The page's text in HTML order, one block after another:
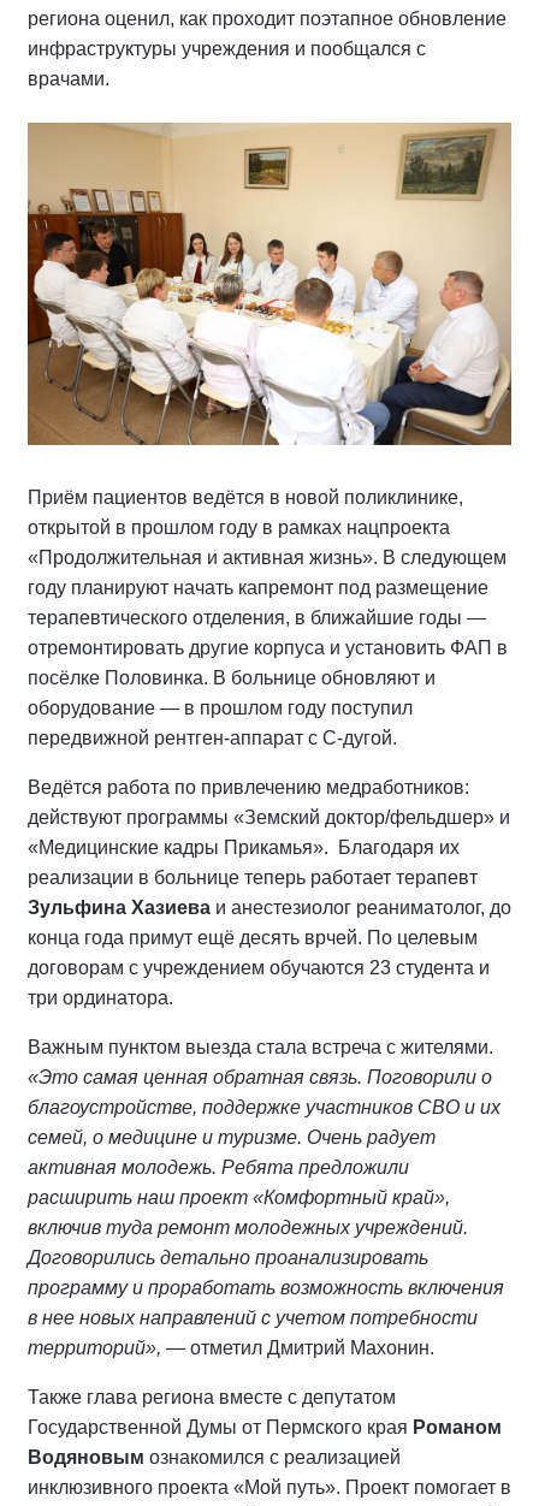
региона оценил, как проходит поэтапное обновление
инфраструктуры учреждения и пообщался с
врачами.
Приём пациентов ведётся в новой поликлинике,
открытой в прошлом году в рамках нацпроекта
«Продолжительная и активная жизнь». В следующем
году планируют начать капремонт под размещение
терапевтического отделения, в ближайшие годы —
отремонтировать другие корпуса и установить ФАП в
посёлке Половинка. В больнице обновляют и
оборудование — в прошлом году поступил
передвижной рентген-аппарат с С-дугой.
Ведётся работа по привлечению медработников:
действуют программы «Земский доктор/фельдшер» и
«Медицинские кадры Прикамья». Благодаря их
реализации в больнице теперь работает терапевт
Зульфина Хазиева и анестезиолог реаниматолог, до
конца года примут ещё десять врчей. По целевым
договорам с учреждением обучаются 23 студента и
три ординатора.
Важным пунктом выезда стала встреча с жителями.
«Это самая ценная обратная связь. Поговорили о
благоустройстве, поддержке участников СВО и их
семей, о медицине и туризме. Очень радует
активная молодежь. Ребята предложили
расширить наш проект «Комфортный край»,
включив туда ремонт молодежных учреждений.
Договорились детально проанализировать
программу и проработать возможность включения
в нее новых направлений с учетом потребности
территорий», — отметил Дмитрий Махонин.
Также глава региона вместе с депутатом
Государственной Думы от Пермского края Романом
Водяновым ознакомился с реализацией
инклюзивного проекта «Мой путь». Проект помогает в